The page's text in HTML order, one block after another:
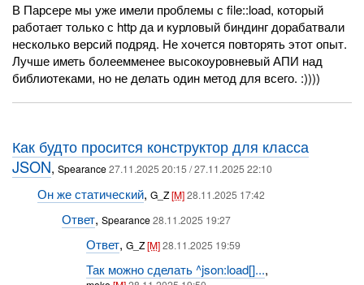
В Парсере мы уже имели проблемы с file::load, который
работает только с http да и курловый биндинг дорабатвали
несколько версий подряд. Не хочется повторять этот опыт.
Лучше иметь болеемменее высокоуровневый АПИ над
библиотеками, но не делать один метод для всего. :))))
Как будто просится конструктор для класса
JSON,Spearance27.11.2025 20:15 / 27.11.2025 22:10
Он же статический, G_Z[M] 28.11.2025 17:42
Ответ, Spearance28.11.2025 19:27
Ответ,G_Z[M]28.11.2025 19:59
Так можно сделать ^json:load[]...,